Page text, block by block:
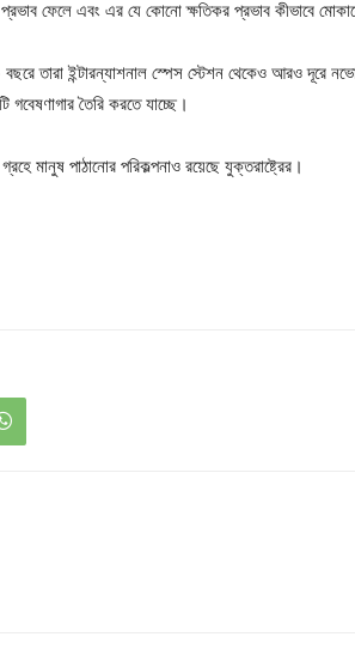
Champs21
ফেলে এবং এর যে কোনো ক্ষতিকর প্রভাব কীভাবে
তারা ইন্টারন্যাশনাল স্পেস স্টেশন থেকেও আরও দূরে
গবেষণাগার তৈরি করতে যাচ্ছে।
মানুষ পাঠানোর পরিকল্পনাও রয়েছে যুক্তরাষ্ট্রের।